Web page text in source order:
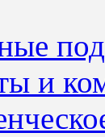
и